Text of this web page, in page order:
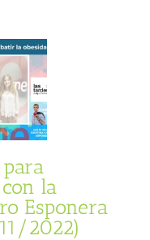
la
Esponera
2022)